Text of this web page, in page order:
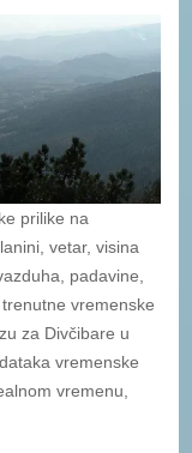
prilike na
vetar, visina
padavine,
vremenske
za Divčibare u
vremenske
vremenu,